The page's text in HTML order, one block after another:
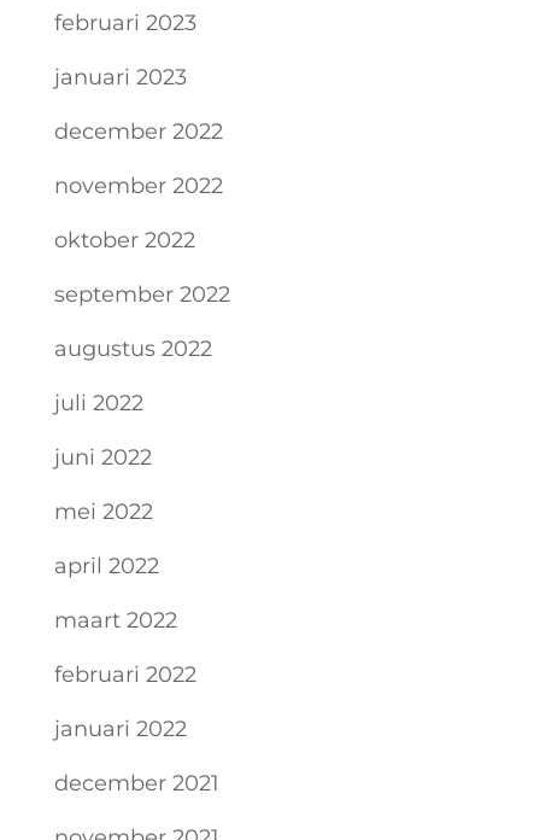
februari 2023
januari 2023
december 2022
november 2022
oktober 2022
september 2022
augustus 2022
juli 2022
juni 2022
mei 2022
april 2022
maart 2022
februari 2022
januari 2022
december 2021